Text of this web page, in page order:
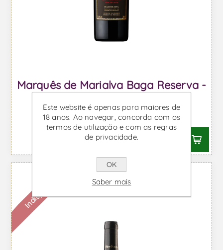
Marquês de Marialva Baga Reserva -
Desde €9,76 IVA incl.
Indisponível
Este website é apenas para maiores de
18 anos. Ao navegar, concorda com os
termos de utilização e com as regras
de privacidade.
OK
Saber mais